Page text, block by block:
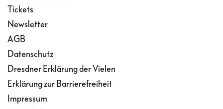
Tickets
Newsletter
AGB
Datenschutz
Dresdner Erklärung der Vielen
Erklärung zur Barrierefreiheit
Impressum